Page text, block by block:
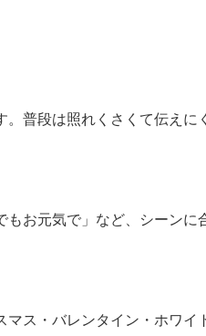
普段は照れくさくて伝えに
お元気で」など、シーンに
ス・バレンタイン・ホワイ